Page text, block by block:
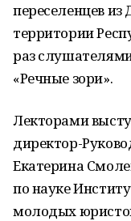
переселенцев
территории
раз
«Речные зори».
Лекторами
директор-
Екатерина
по науке
молодых